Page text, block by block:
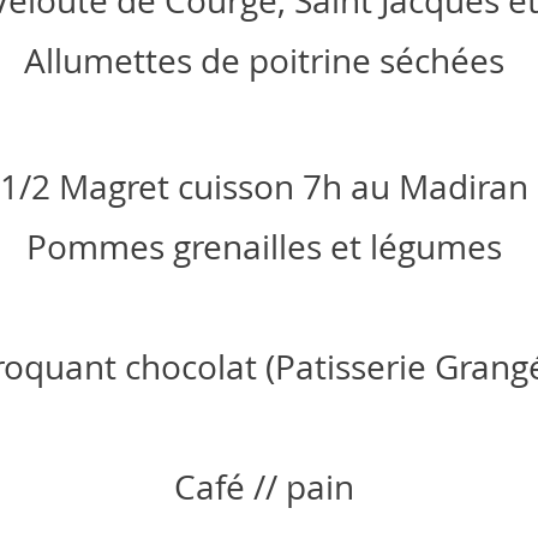
Allumettes de poitrine séchées
1/2 Magret cuisson 7h au Madiran
Pommes grenailles et légumes
chocolat (Patisserie
Café // pain